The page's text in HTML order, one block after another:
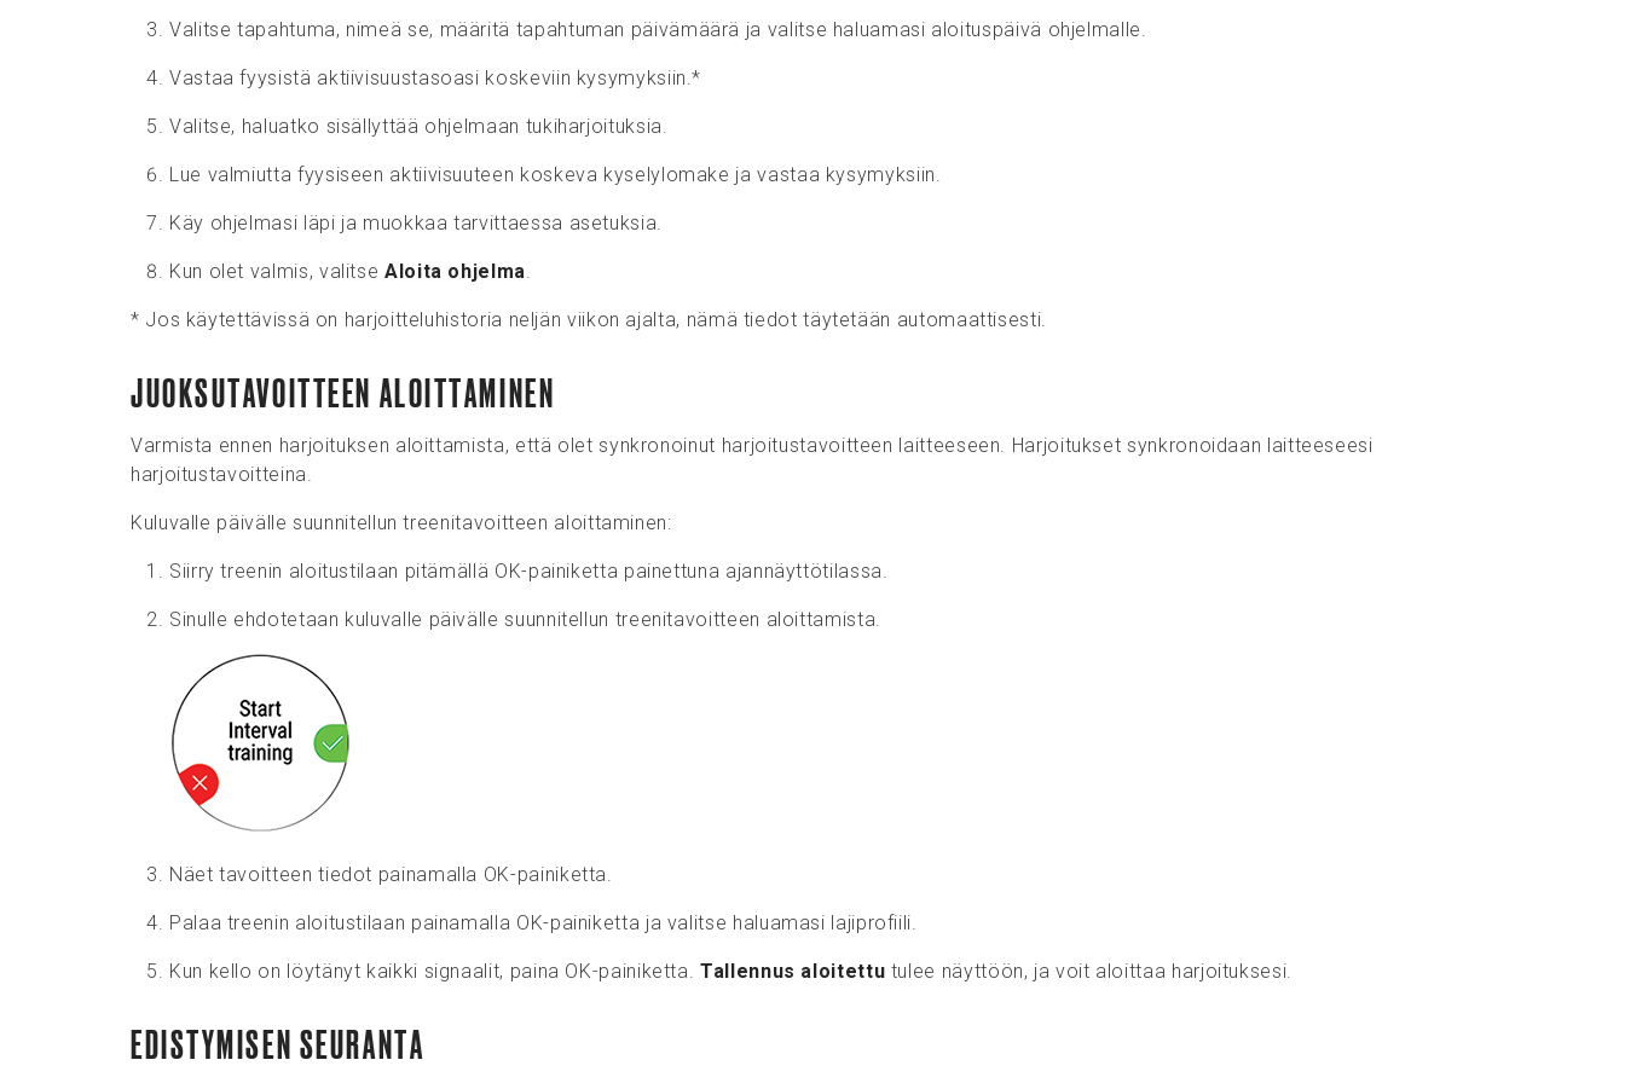
Valitse tapahtuma, nimeä se, määritä tapahtuman päivämäärä ja valitse haluamasi aloituspäivä ohjelmalle.
Vastaa fyysistä aktiivisuustasoasi koskeviin kysymyksiin.*
Valitse, haluatko sisällyttää ohjelmaan tukiharjoituksia.
Lue valmiutta fyysiseen aktiivisuuteen koskeva kyselylomake ja vastaa kysymyksiin.
Käy ohjelmasi läpi ja muokkaa tarvittaessa asetuksia.
Kun olet valmis, valitse Aloita ohjelma
* Jos käytettävissä on harjoitteluhistoria neljän viikon ajalta, nämä tiedot täytetään automaattisesti.
JUOKSUTAVOITTEEN ALOITTAMINEN
Varmista ennen harjoituksen aloittamista, että olet synkronoinut harjoitustavoitteen laitteeseen. Harjoitukset synkronoidaan laitteeseesi
harjoitustavoitteina.
Kuluvalle päivälle suunnitellun treenitavoitteen aloittaminen:
Siirry treenin aloitustilaan pitämällä OK-painiketta painettuna ajannäyttötilassa.
Sinulle ehdotetaan kuluvalle päivälle suunnitellun treenitavoitteen aloittamista.
Näet tavoitteen tiedot painamalla OK-painiketta.
Palaa treenin aloitustilaan painamalla OK-painiketta ja valitse haluamasi lajiprofiili.
Kun kello on löytänyt kaikki signaalit, paina OK-painiketta.Tallennus aloitettu tulee näyttöön, ja voit aloittaa harjoituksesi.
EDISTYMISEN SEURANTA